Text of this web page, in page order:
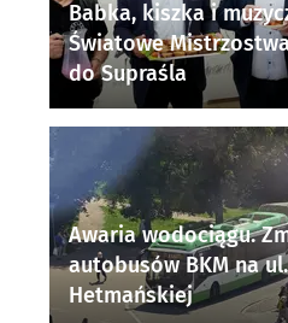
Babka, kiszka i
Światowe
do Supraśla
Awaria wodociągu.
autobusów BKM na ul.
Hetmańskiej